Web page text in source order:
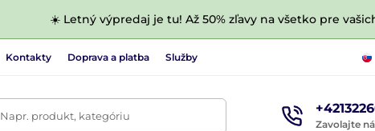
☀️ Letný výpredaj je tu! Až 50% zľavy na všetko pre
Kontakty Doprava a platba Služby
Napr. produkt, kategóriu
Zavolajte